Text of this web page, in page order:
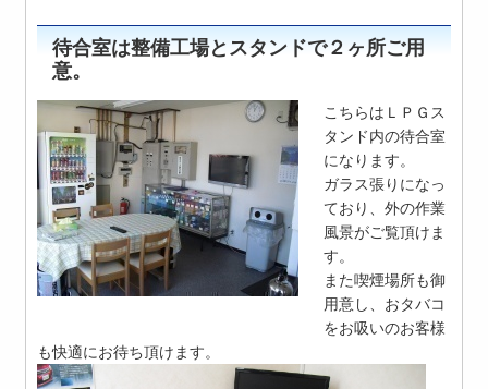
待合室は整備工場とスタンドで２ヶ所ご用
意。
こちらはＬＰＧス
タンド内の待合室
になります。
ガラス張りになっ
ており、外の作業
風景がご覧頂けま
す。
また喫煙場所も御
用意し、おタバコ
をお吸いのお客様
も快適にお待ち頂けます。